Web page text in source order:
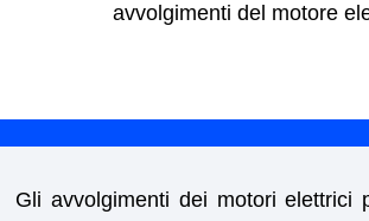
avvol­gi­men­ti del motore
Gli avvol­gi­men­ti dei motori elet­tri­ci